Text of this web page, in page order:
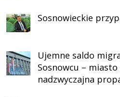
Sosnowieckie
Ujemne saldo
Sosnowcu – miasto
nadzwyczajna